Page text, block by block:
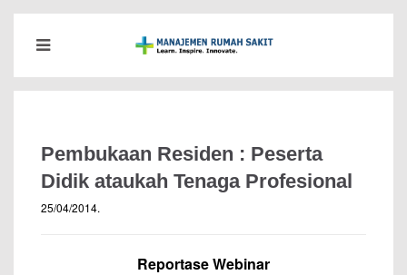
Pembukaan Residen : Peserta
Didik ataukah Tenaga Profesional
25/04/2014.
Reportase Webinar